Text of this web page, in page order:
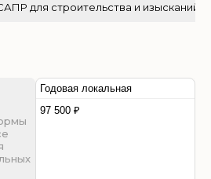
для строительства и изысканий
Годовая локальная
97 500 ₽